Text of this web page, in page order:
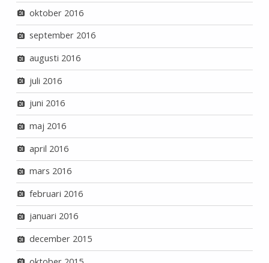
oktober 2016
september 2016
augusti 2016
juli 2016
juni 2016
maj 2016
april 2016
mars 2016
februari 2016
januari 2016
december 2015